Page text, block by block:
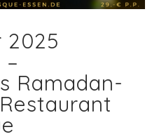
2025
Ramadan-